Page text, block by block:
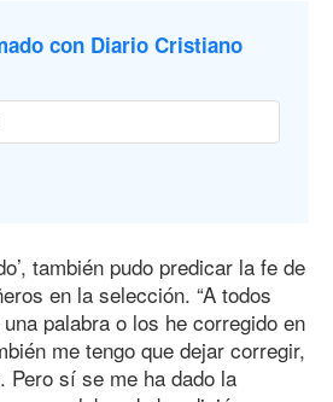
con Diario Cristiano
también pudo predicar la fe de
en la selección. “A todos
palabra o los he corregido en
me tengo que dejar corregir,
Pero sí se me ha dado la